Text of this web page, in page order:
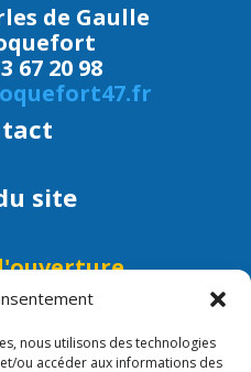
nous utilisons des technologies
ou accéder aux informations des
de Gaulle
67 20 98
site
jeudi et
et vendredi :